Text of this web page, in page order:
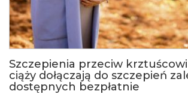
Szczepienia przeciw
ciąży dołączają do szczepień
dostępnych bezpłatnie